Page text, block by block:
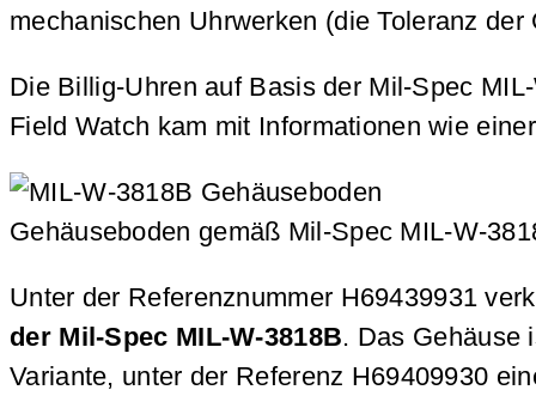
mechanischen Uhrwerken (die Toleranz
Die Billig-Uhren auf Basis der Mil-Spec
Field Watch kam mit Informationen wie
Gehäuseboden gemäß Mil-Spec MIL-W-
Unter der Referenznummer H69439931
der Mil-Spec MIL-W-3818B. Das Gehäuse
Variante, unter der Referenz H69409930